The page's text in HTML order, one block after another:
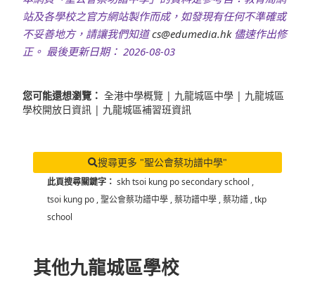
不妥善地方，請讓我們知道cs@edumedia.hk儘速作出修
正。 最後更新日期： 2026-08-03
此頁搜尋關鍵字：skh tsoi kung po secondary school
tsoi kung po,聖公會蔡功譜中學,蔡功譜中學,蔡功譜,tkp
資助(28)